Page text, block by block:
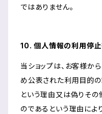
ではありません。
10. 個人情報の利用停
当ショップは、お客様か
め公表された利用目的
という理由又は偽りそ
のであるという理由によ